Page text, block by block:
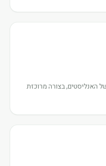
האנליסטים, בצורה מרוכזת